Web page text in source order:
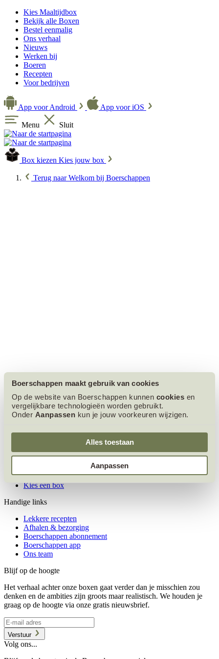
Boerschappen maakt gebruik van cookies
Op de website van Boerschappen kunnen cookies en
vergelijkbare technologieën worden gebruikt.
Onder Aanpassen kun je jouw voorkeuren wijzigen.
Alles toestaan
Aanpassen
Kies Maaltijdbox
Bekijk alle Boxen
Bestel eenmalig
Ons verhaal
Nieuws
Werken bij
Boeren
Recepten
Voor bedrijven
App voor Android App voor iOS
Menu Sluit
Box kiezen Kies jouw box
Terug naar Welkom bij Boerschappen
Welkom bij Boerschappen
Download ons welkomstboekje
Bekijk de veelgestelde vragen
Ik wil graag even appen
Kies een box
Handige links
Lekkere recepten
Afhalen & bezorging
Boerschappen abonnement
Boerschappen app
Ons team
Blijf op de hoogte
Het verhaal achter onze boxen gaat verder dan je misschien zou
denken en de ambities zijn groots maar realistisch. We houden je
graag op de hoogte via onze gratis nieuwsbrief.
Verstuur
Volg ons...